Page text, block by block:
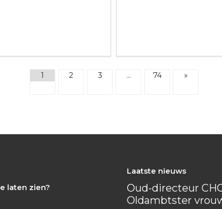
1 2 3 … 74 »
laten zien?
Laatste nieuws
Oud-directeur
Oldambtster